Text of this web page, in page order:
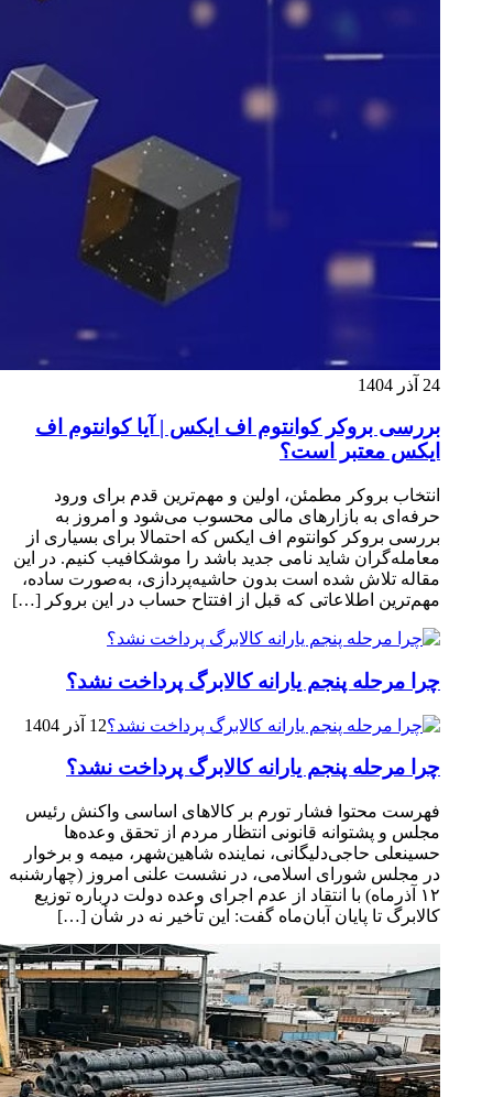
24 آذر 1404
بررسی بروکر کوانتوم اف ایکس | آیا کوانتوم اف
ایکس معتبر است؟
انتخاب بروکر مطمئن، اولین و مهم‌ترین قدم برای ورود
حرفه‌ای به بازارهای مالی محسوب می‌شود و امروز به
بررسی بروکر کوانتوم اف ایکس که احتمالا برای بسیاری از
معامله‌گران شاید نامی جدید باشد را موشکافیب کنیم. در این
مقاله تلاش شده است بدون حاشیه‌پردازی، به‌صورت ساده،
مهم‌ترین اطلاعاتی که قبل از افتتاح حساب در این بروکر […]
چرا مرحله پنجم یارانه کالابرگ پرداخت نشد؟
12 آذر 1404
چرا مرحله پنجم یارانه کالابرگ پرداخت نشد؟
فهرست محتوا فشار تورم بر کالاهای اساسی واکنش رئیس
مجلس و پشتوانه قانونی انتظار مردم از تحقق وعده‌ها
حسینعلی حاجی‌دلیگانی، نماینده شاهین‌شهر، میمه و برخوار
در مجلس شورای اسلامی، در نشست علنی امروز (چهارشنبه
۱۲ آذرماه) با انتقاد از عدم اجرای وعده دولت درباره توزیع
کالابرگ تا پایان آبان‌ماه گفت: این تأخیر نه در شأن […]